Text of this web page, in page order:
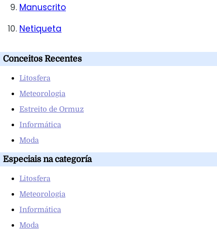
Manuscrito
Netiqueta
Conceitos Recentes
Litosfera
Meteorologia
Estreito de Ormuz
Informática
Moda
Especiais na categoría
Litosfera
Meteorologia
Informática
Moda